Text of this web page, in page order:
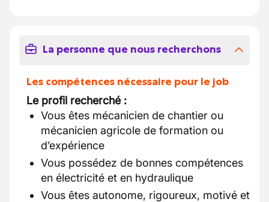
La personne que nous recherchons
Les compétences nécessaire pour le job
Le profil recherché :
Vous êtes mécanicien de chantier ou
mécanicien agricole de formation ou
d’expérience
Vous possédez de bonnes compétences
en électricité et en hydraulique
Vous êtes autonome, rigoureux, motivé et